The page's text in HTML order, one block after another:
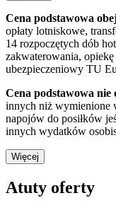
Cena podstawowa
opłaty lotniskowe,
14 rozpoczętych dób
zakwaterowania,
ubezpieczeniowy TU
Cena podstawowa nie
innych niż wymienione
napojów do posiłków
innych wydatków
Więcej
Atuty oferty